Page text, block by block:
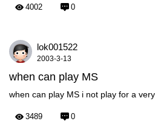
4002 0
lok001522
2003-3-13
when can play MS
when can play MS i not play for a
3489 0